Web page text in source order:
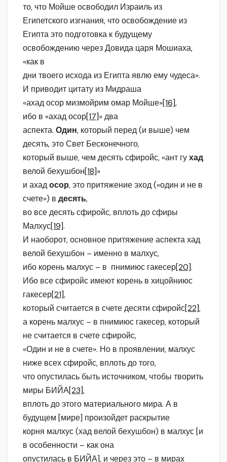
то, что Мойше освободил Израиль из
Египетского изгнания, что освобождение из
Египта это подготовка к будущему
освобождению через Довида царя Мошиаха,
«как в
дни твоего исхода из Египта явлю ему чудеса».
И приводит цитату из Мидраша
«ахад осор мизмойрим омар Мойше»[16],
ибо в «ахад осор[17]» два
аспекта. Один, который перед (и выше) чем
десять, это Свет Бесконечного,
который выше, чем десять сфиройс, «ант гухад
велой бехушбон[18]»
и ахадосор, это притяжение эход («один и не в
счете») в десять,
во все десять сфиройс, вплоть до сфиры
Малхус[19].
И наоборот, основное притяжение аспекта хад
велой бехушбон – именно в малхус,
ибо корень малхус – в пнимиюс гакесер[20].
Ибо все сфиройс имеют корень в хицойниюс
гакесер[21],
который считается в счете десяти сфиройс[22],
а корень малхус – в пнимиюс гакесер, который
не считается в счете сфиройс,
«Один и не в счете». Но в проявлении, малхус
ниже всех сфиройс, вплоть до того,
что опустилась быть источником, чтобы творить
миры БИЙА[23],
вплоть до этого материального мира. А в
будущем [мире] произойдет раскрытие
корня малхус (хад велой бехушбон) в малхус [и
в особенности – как она
опустилась в БИЙА], и через это – в мирах